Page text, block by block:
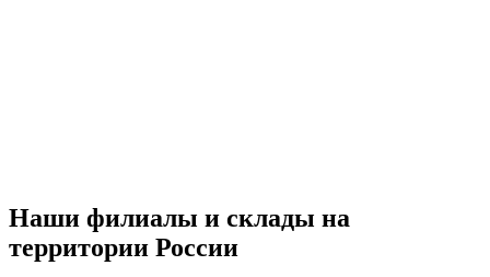
Наши филиалы и склады на
территории России